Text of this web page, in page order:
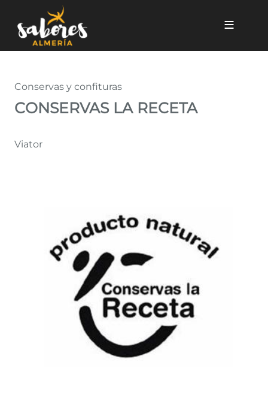
CONSERVAS LA RECETA
Conservas y confituras
CONSERVAS LA RECETA
Viator